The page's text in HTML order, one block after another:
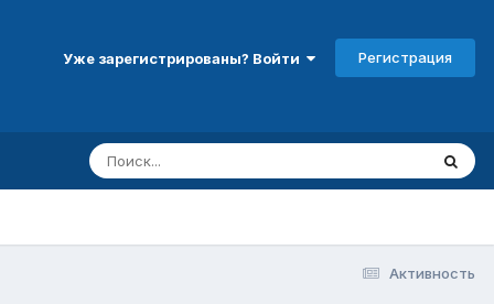
Уже зарегистрированы? Войти Регистрация
Активность